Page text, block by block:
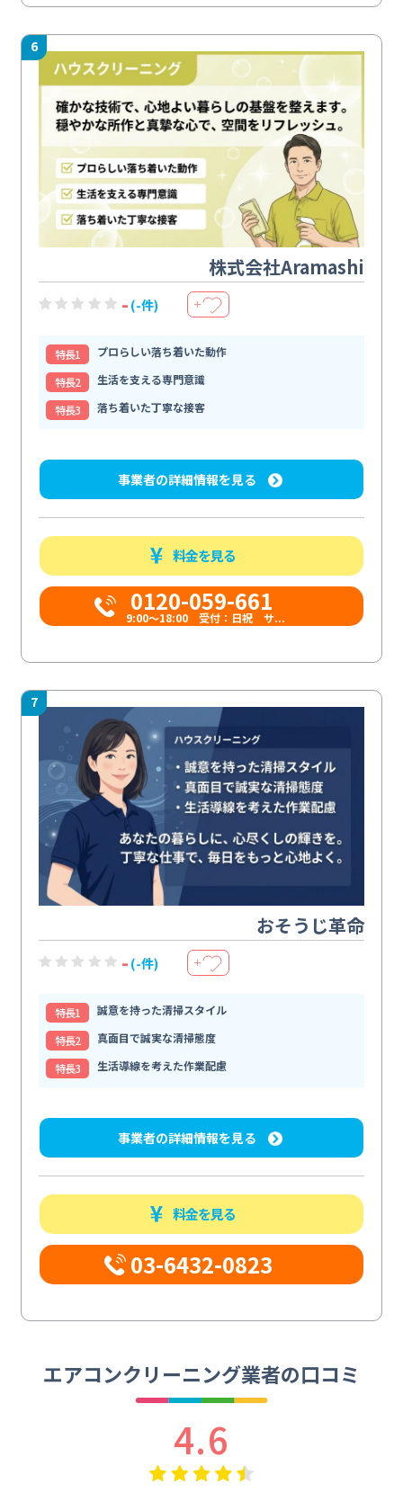
6
株式会社Aramashi
- (-件) ＋
特⻑1
プロらしい落ち着いた動作
特⻑2
生活を支える専門意識
特⻑3
落ち着いた丁寧な接客
事業者の詳細情報を見る
料金を見る
0120-059-661
9:00〜18:00 受付：日祝 サ...
7
おそうじ革命
- (-件) ＋
特⻑1
誠意を持った清掃スタイル
特⻑2
真面目で誠実な清掃態度
特⻑3
生活導線を考えた作業配慮
事業者の詳細情報を見る
料金を見る
03-6432-0823
エアコンクリーニング業者の口コミ
4.6